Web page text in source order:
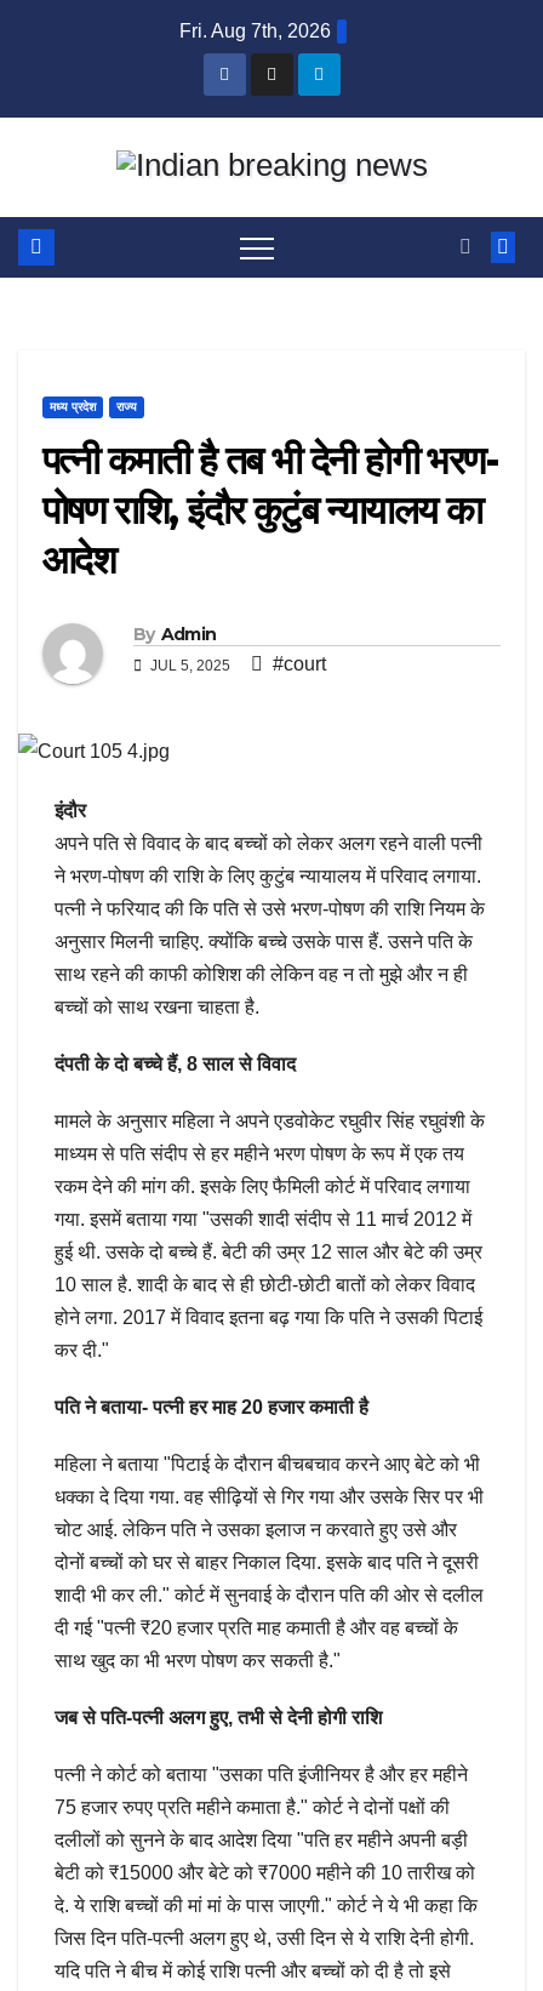
Fri. Aug 7th, 2026
मध्य प्रदेश राज्य
पत्नी कमाती है तब भी देनी होगी भरण-
पोषण राशि, इंदौर कुटुंब न्यायालय का
आदेश
By Admin
JUL 5, 2025 #court
इंदौर
अपने पति से विवाद के बाद बच्चों को लेकर अलग रहने वाली पत्नी
ने भरण-पोषण की राशि के लिए कुटुंब न्यायालय में परिवाद लगाया.
पत्नी ने फरियाद की कि पति से उसे भरण-पोषण की राशि नियम के
अनुसार मिलनी चाहिए. क्योंकि बच्चे उसके पास हैं. उसने पति के
साथ रहने की काफी कोशिश की लेकिन वह न तो मुझे और न ही
बच्चों को साथ रखना चाहता है.
दंपती के दो बच्चे हैं, 8 साल से विवाद
मामले के अनुसार महिला ने अपने एडवोकेट रघुवीर सिंह रघुवंशी के
माध्यम से पति संदीप से हर महीने भरण पोषण के रूप में एक तय
रकम देने की मांग की. इसके लिए फैमिली कोर्ट में परिवाद लगाया
गया. इसमें बताया गया "उसकी शादी संदीप से 11 मार्च 2012 में
हुई थी. उसके दो बच्चे हैं. बेटी की उम्र 12 साल और बेटे की उम्र
10 साल है. शादी के बाद से ही छोटी-छोटी बातों को लेकर विवाद
होने लगा. 2017 में विवाद इतना बढ़ गया कि पति ने उसकी पिटाई
कर दी."
पति ने बताया- पत्नी हर माह 20 हजार कमाती है
महिला ने बताया "पिटाई के दौरान बीचबचाव करने आए बेटे को भी
धक्का दे दिया गया. वह सीढ़ियों से गिर गया और उसके सिर पर भी
चोट आई. लेकिन पति ने उसका इलाज न करवाते हुए उसे और
दोनों बच्चों को घर से बाहर निकाल दिया. इसके बाद पति ने दूसरी
शादी भी कर ली." कोर्ट में सुनवाई के दौरान पति की ओर से दलील
दी गई "पत्नी ₹20 हजार प्रति माह कमाती है और वह बच्चों के
साथ खुद का भी भरण पोषण कर सकती है."
जब से पति-पत्नी अलग हुए, तभी से देनी होगी राशि
पत्नी ने कोर्ट को बताया "उसका पति इंजीनियर है और हर महीने
75 हजार रुपए प्रति महीने कमाता है." कोर्ट ने दोनों पक्षों की
दलीलों को सुनने के बाद आदेश दिया "पति हर महीने अपनी बड़ी
बेटी को ₹15000 और बेटे को ₹7000 महीने की 10 तारीख को
दे. ये राशि बच्चों की मां मां के पास जाएगी." कोर्ट ने ये भी कहा कि
जिस दिन पति-पत्नी अलग हुए थे, उसी दिन से ये राशि देनी होगी.
यदि पति ने बीच में कोई राशि पत्नी और बच्चों को दी है तो इसे